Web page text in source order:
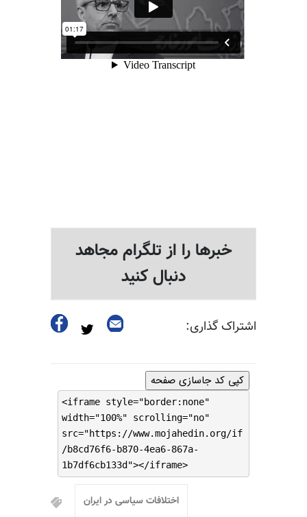
خبرها را از تلگرام مجاهد
دنبال کنید
اشتراک گذاری:
کپی کد جاسازی صفحه
<iframe style="border:none"
width="100%" scrolling="no"
src="https://www.mojahedin.org/if
/b8cd76f6-b870-4ea6-867a-
1b7df6cb133d"></iframe>
اختلافات سیاسی در ایران